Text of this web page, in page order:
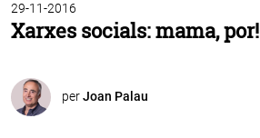
29-11-2016
Xarxes socials: mama, por!
perJoan Palau